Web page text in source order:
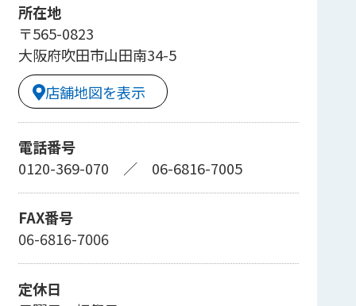
所在地
〒565-0823
大阪府吹田市山田南34-5
店舗地図を表示
電話番号
0120-369-070 ／ 06-6816-7005
FAX番号
06-6816-7006
定休日